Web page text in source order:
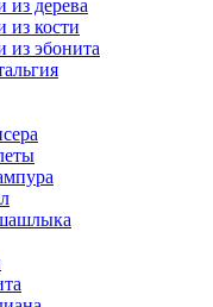
из дерева
из кости
из эбонита